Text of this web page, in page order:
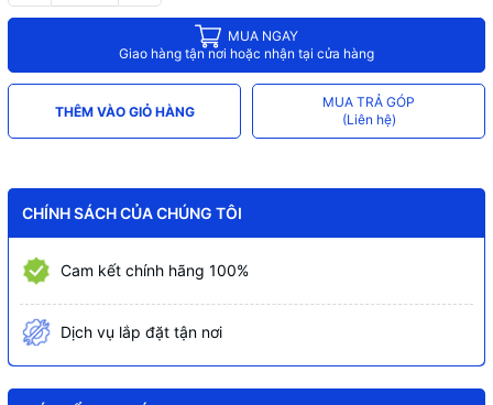
Tổng công suất PoE
Tiêu chuẩn IEEE 802.3af/at
Nguồn cấp 220V
MUA NGAY
Giao hàng tận nơi hoặc nhận tại cửa hàng
THÊM VÀO GIỎ HÀNG
MUA TRẢ GÓP
(Liên hệ)
CHÍNH SÁCH CỦA CHÚNG TÔI
Cam kết chính hãng 100%
Dịch vụ lắp đặt tận nơi